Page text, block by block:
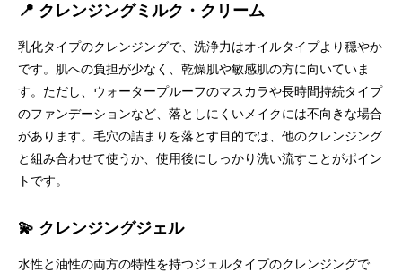
📍 クレンジングミルク・クリーム
乳化タイプのクレンジングで、洗浄力はオイルタイプより穏やか
です。肌への負担が少なく、乾燥肌や敏感肌の方に向いていま
す。ただし、ウォータープルーフのマスカラや長時間持続タイプ
のファンデーションなど、落としにくいメイクには不向きな場合
があります。毛穴の詰まりを落とす目的では、他のクレンジング
と組み合わせて使うか、使用後にしっかり洗い流すことがポイン
トです。
💫 クレンジングジェル
水性と油性の両方の特性を持つジェルタイプのクレンジングで